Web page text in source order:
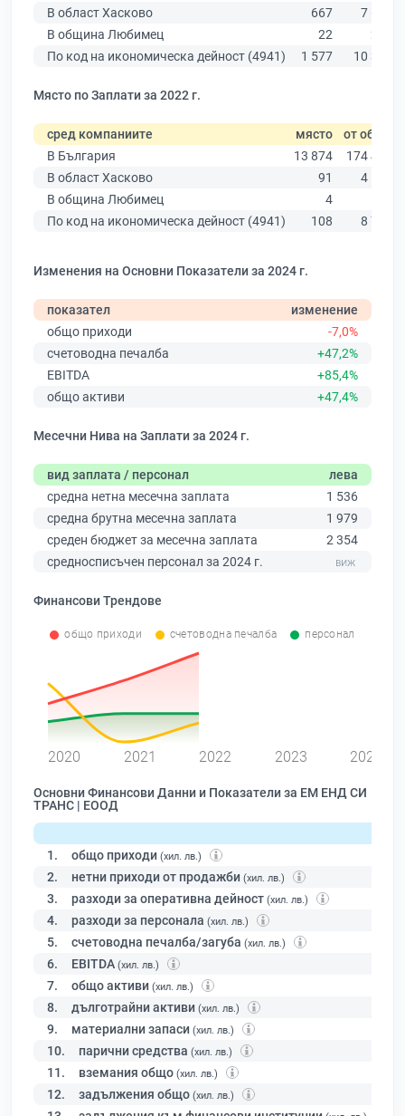
В област Хасково
667
7 664
В община Любимец
22
201
По код на икономическа дейност (4941)
1 577 10 330
Място по Заплати за 2022 г.
сред компаниите място от общо
В България
13 874
174 403
В област Хасково
91
4 585
В община Любимец
4
По код на икономическа дейност (4941)
108 8 756
Изменения на Основни Показатели за 2024 г.
показател
изменение
общо приходи
-7,0%
счетоводна печалба
+47,2%
EBITDA
+85,4%
общо активи
+47,4%
Месечни Нива на Заплати за 2024 г.
вид заплата / персонал
лева
средна нетна месечна заплата
1 536
средна брутна месечна заплата
1 979
среден бюджет за месечна заплата
2 354
средносписъчен персонал за 2024 г.
Финансови Трендове
общо приходи счетоводна печалба персонал
2020 2021 2022 2023 2024
Основни Финансови Данни и Показатели за ЕМ ЕНД СИ
ТРАНС | ЕООД
1. общо приходи (хил. лв.)
2. нетни приходи от продажби (хил. лв.)
3. разходи за оперативна дейност (хил. лв.)
4. разходи за персонала (хил. лв.)
5. счетоводна печалба/загуба (хил. лв.)
6. EBITDA (хил. лв.)
7. общо активи (хил. лв.)
8. дълготрайни активи (хил. лв.)
9. материални запаси (хил. лв.)
10. парични средства (хил. лв.)
11. вземания общо (хил. лв.)
12. задължения общо (хил. лв.)